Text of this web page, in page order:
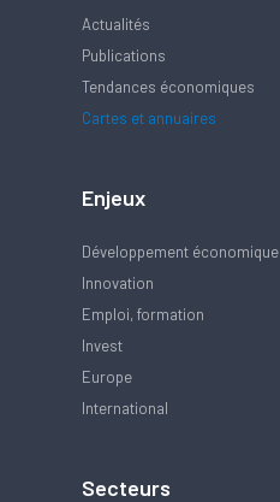
Actualités
Publications
Tendances économiques
Cartes et annuaires
Enjeux
Développement économique
Innovation
Emploi, formation
Invest
Europe
International
Secteurs